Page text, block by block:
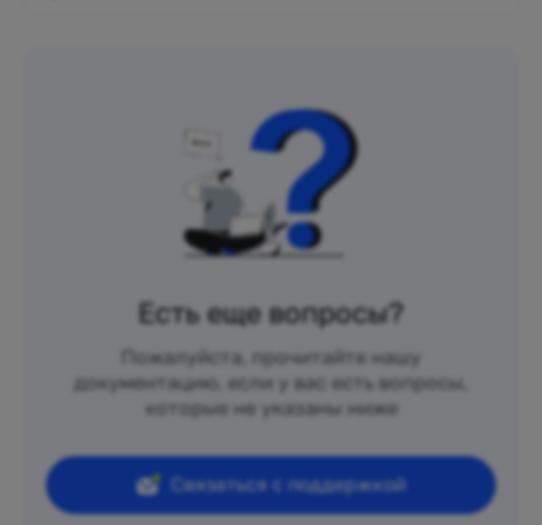
Есть еще вопросы?
Пожалуйста, прочитайте нашу
документацию, если у вас есть вопросы,
которые не указаны ниже
Связаться с поддержкой